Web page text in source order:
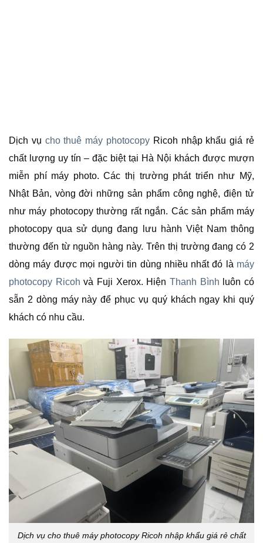
Dịch vụ cho thuê máy photocopy Ricoh nhập khẩu giá rẻ
chất lượng uy tín – đặc biệt tại Hà Nội khách được mượn
miễn phí máy photo. Các thị trường phát triển như Mỹ,
Nhật Bản, vòng đời những sản phẩm công nghệ, điện tử
như máy photocopy thường rất ngắn. Các sản phẩm máy
photocopy qua sử dụng đang lưu hành Việt Nam thông
thường đến từ nguồn hàng này. Trên thị trường đang có 2
dòng máy được mọi người tin dùng nhiều nhất đó là máy
photocopy Ricoh và Fuji Xerox. HiệnThanh Bình luôn có
sẵn 2 dòng máy này để phục vụ quý khách ngay khi quý
khách có nhu cầu.
Dịch vụ cho thuê máy photocopy Ricoh nhập khẩu giá rẻ chất